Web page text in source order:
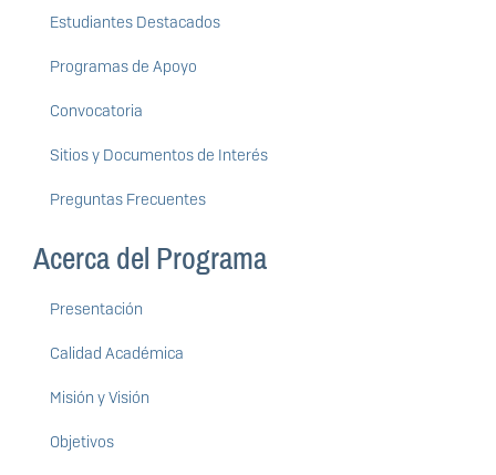
Estudiantes Destacados
Programas de Apoyo
Convocatoria
Sitios y Documentos de Interés
Preguntas Frecuentes
Acerca del Programa
Presentación
Calidad Académica
Misión y Visión
Objetivos